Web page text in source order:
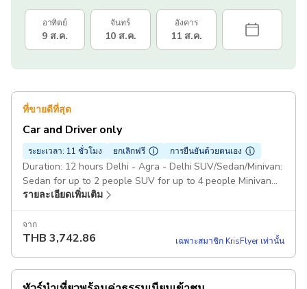
อาทิตย์
9 ส.ค.
จันทร์
10 ส.ค.
อังคาร
11 ส.ค.
ที่ขายดีที่สุด
Car and Driver only
ระยะเวลา: 11 ชั่วโมง ยกเลิกฟรี การยืนยันด้วยตนเอง
Duration: 12 hours Delhi - Agra - Delhi SUV/Sedan/Minivan:
Sedan for up to 2 people SUV for up to 4 people Minivan
for up to 8 people Car and driver only : Guide and Entrance
รายละเอียดเพิ่มเติม
จาก
THB 3,742.86 เฉพาะสมาชิก KrisFlyer เท่านั้น